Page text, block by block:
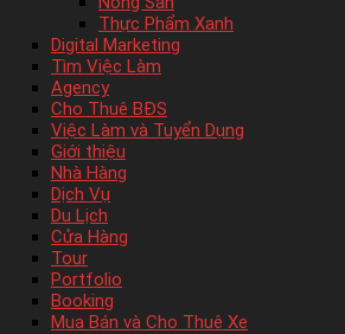
Thực Phẩm Xanh
Digital Marketing
Tìm Việc Làm
Agency
Cho Thuê BĐS
Việc Làm và Tuyển Dụng
Giới thiệu
Nhà Hàng
Dịch Vụ
Du Lịch
Cửa Hàng
Tour
Portfolio
Booking
Mua Bán và Cho Thuê Xe